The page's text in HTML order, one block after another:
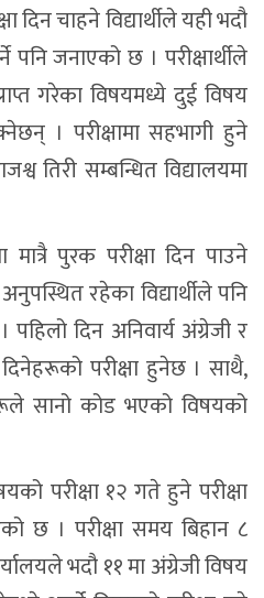
दिन चाहने विद्यार्थीले यही भदौ
जनाएको छ । परीक्षार्थीले
गरेका विषयमध्ये दुई विषय
। परीक्षामा सहभागी हुने
तिरी सम्बन्धित विद्यालयमा
मात्रै पुरक परीक्षा दिन पाउने
रहेका विद्यार्थीले पनि
दिन अनिवार्य अंग्रेजी र
दिनेहरूको परीक्षा हुनेछ । साथै,
सानो कोड भएको विषयको
परीक्षा १२ गते हुने परीक्षा
छ । परीक्षा समय बिहान ८
भदौ ११ मा अंग्रेजी विषय